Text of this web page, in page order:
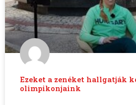
Ezeket a zenéket hallgatják
olimpikonjaink